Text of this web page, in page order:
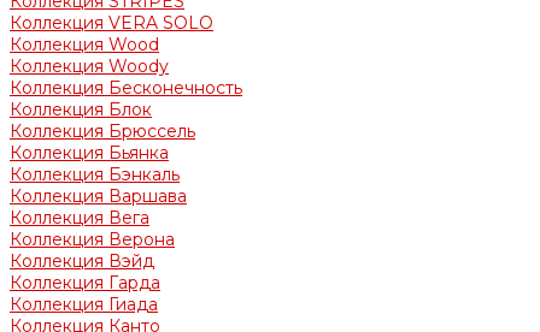
Коллекция VERA SOLO
Коллекция Wood
Коллекция Woody
Коллекция Бесконечность
Коллекция Блок
Коллекция Брюссель
Коллекция Бьянка
Коллекция Бэнкаль
Коллекция Варшава
Коллекция Вега
Коллекция Верона
Коллекция Вэйд
Коллекция Гарда
Коллекция Гиада
Коллекция Канто